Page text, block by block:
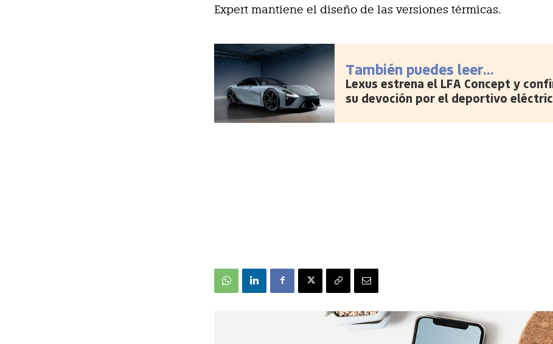
Expert mantiene el diseño de las versiones térmicas.
También puedes leer...
Lexus estrena el LFA Concept y
su devoción por el deportivo